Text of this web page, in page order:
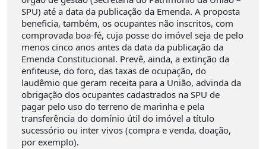
SPU) até a data da publicação da Emenda. A proposta
beneficia, também, os ocupantes não inscritos, com
comprovada boa-fé, cuja posse do imóvel seja de pelo
menos cinco anos antes da data da publicação da
Emenda Constitucional. Prevê, ainda, a extinção da
enfiteuse, do foro, das taxas de ocupação, do
laudêmio que geram receita para a União, advinda da
obrigação dos ocupantes cadastrados na SPU de
pagar pelo uso do terreno de marinha e pela
transferência do domínio útil do imóvel a título
sucessório ou inter vivos (compra e venda, doação,
por exemplo).